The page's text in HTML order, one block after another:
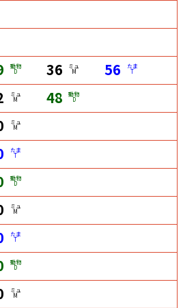
動物
D 36 ミュ
M 56 たま
T
ミュ
M 48 動物
D
ミュ
M
たま
T
動物
D
ミュ
M
たま
T
動物
D
ミュ
M